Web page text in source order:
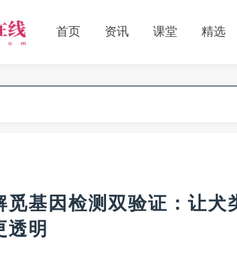
首页 资讯 课堂 精选
觅基因检测双验证：让犬
透明